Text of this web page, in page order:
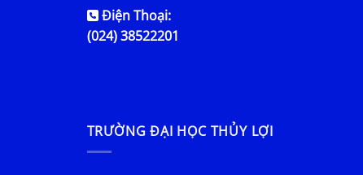
Điện Thoại:
(024) 38522201
TRƯỜNG ĐẠI HỌC THỦY LỢI